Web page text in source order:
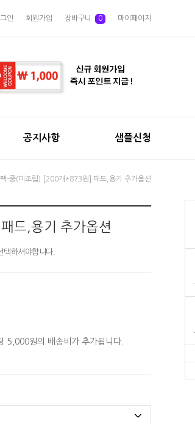
인 회원가입 장바구니 0 마이페이지
공지사항 샘플신청
-중(미조립) [200개*873원] 패드,용기 추가옵션
드,용기 추가옵션
하셔야합니다.
5,000원의 배송비가 추가됩니다.